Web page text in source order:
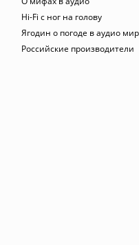
Hi-Fi с ног на голову
Ягодин о погоде в аудио
Российские производители